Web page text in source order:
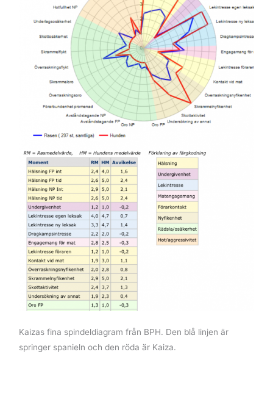
Kaizas fina spindeldiagram från BPH. Den blå linjen är
springer spanieln och den röda är Kaiza.